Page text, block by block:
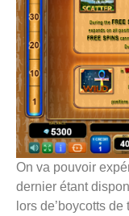
On va pouvoir
dernier étant
lors de’boycotts